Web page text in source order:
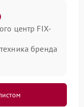
обладают
устраняют
бренда.
услуг
спектр
центр FIX-
бренда